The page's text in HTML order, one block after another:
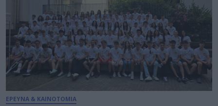
ΕΡΕΥΝΑ & ΚΑΙΝΟΤΟΜΙΑ